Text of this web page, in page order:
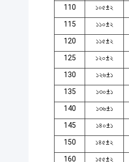
110 ১০৫±২
115 ১১০±২
120 ১১৫±২
125 ১২০±২
130 ১২৬±১
135 ১৩০±১
140 ১৩৬±১
145 ১৪০±১
150 ১৪৫±২
160 ১৫৫±২